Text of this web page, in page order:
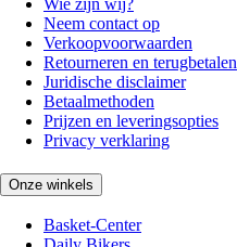
Neem contact op
Verkoopvoorwaarden
Retourneren en terugbetalen
Juridische disclaimer
Betaalmethoden
Prijzen en leveringsopties
Privacy verklaring
Onze winkels
Basket-Center